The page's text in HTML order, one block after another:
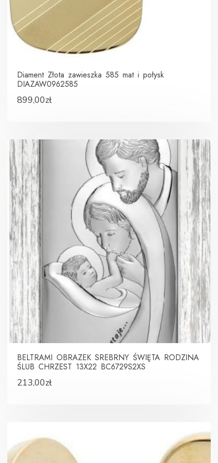
Diament Złota zawieszka 585 mat i połysk
DIAZAW0962585
899,00zł
BELTRAMI OBRAZEK SREBRNY ŚWIĘTA RODZINA
ŚLUB CHRZEST 13X22 BC6729S2XS
213,00zł